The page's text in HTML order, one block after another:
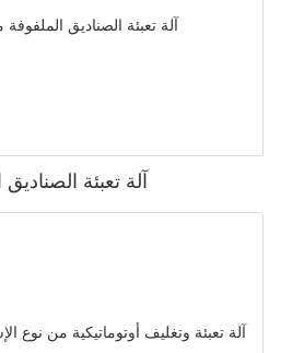
آلة تعبئة